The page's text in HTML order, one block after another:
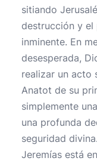
sitiando
destrucción y el
inminente. En
desesperada,
realizar un acto
Anatot de su
simplemente
una profunda
seguridad divina.
Jeremías está